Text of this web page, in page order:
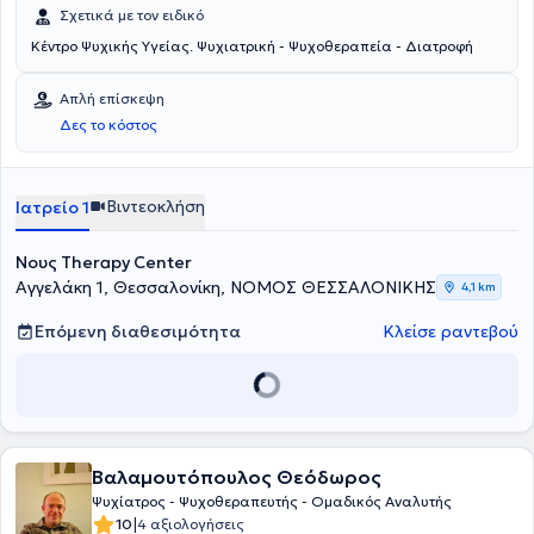
Σχετικά με τον ειδικό
Κέντρο Ψυχικής Υγείας. Ψυχιατρική - Ψυχοθεραπεία - Διατροφή
Απλή επίσκεψη
Δες το κόστος
Ιατρείο 1 Βιντεοκλήση
Νους Therapy Center
Αγγελάκη 1, Θεσσαλονίκη, ΝΟΜΟΣ ΘΕΣΣΑΛΟΝΙΚΗΣ
4,1 km
Επόμενη διαθεσιμότητα Κλείσε ραντεβού
Βαλαμουτόπουλος Θεόδωρος
Ψυχίατρος - Ψυχοθεραπευτής - Ομαδικός Αναλυτής
10|4 αξιολογήσεις